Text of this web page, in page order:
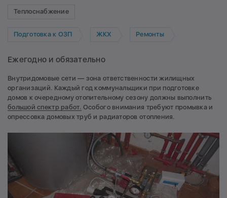
Теплоснабжение
Подготовка к ОЗП ЖКХ Ремонты
Ежегодно и обязательно
Внутридомовые сети — зона ответственности жилищных
организаций. Каждый год коммунальщики при подготовке
домов к очередному отопительному сезону должны выполнить
большой спектр работ. Особого внимания требуют промывка и
опрессовка домовых труб и радиаторов отопления.